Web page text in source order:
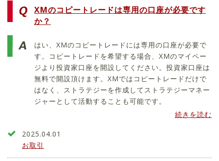
XMのコピートレードは専用の口座が必要です
か？
はい、XMのコピートレードには専用の口座が必要で
す。コピートレードを希望する場合、XMのマイペー
ジより投資家口座を開設してください。投資家口座は
無料で開設頂けます。XMではコピートレードだけで
はなく、ストラテジーを作成してストラテジーマネー
ジャーとして活動することも可能です。
続きを読む
2025.04.01
お取引